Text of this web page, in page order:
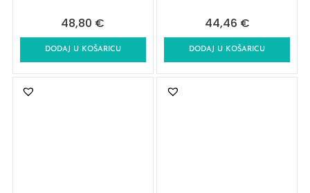
48,80 €
DODAJ U KOŠARICU
44,46 €
DODAJ U KOŠARICU